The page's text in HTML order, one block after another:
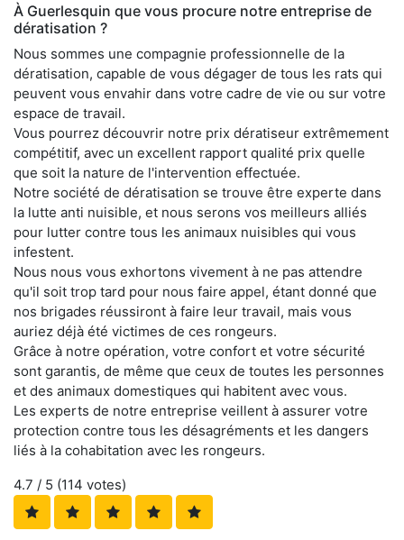
À Guerlesquin que vous procure notre entreprise de
dératisation ?
Nous sommes une compagnie professionnelle de la
dératisation, capable de vous dégager de tous les rats qui
peuvent vous envahir dans votre cadre de vie ou sur votre
espace de travail.
Vous pourrez découvrir notre prix dératiseur extrêmement
compétitif, avec un excellent rapport qualité prix quelle
que soit la nature de l'intervention effectuée.
Notre société de dératisation se trouve être experte dans
la lutte anti nuisible, et nous serons vos meilleurs alliés
pour lutter contre tous les animaux nuisibles qui vous
infestent.
Nous nous vous exhortons vivement à ne pas attendre
qu'il soit trop tard pour nous faire appel, étant donné que
nos brigades réussiront à faire leur travail, mais vous
auriez déjà été victimes de ces rongeurs.
Grâce à notre opération, votre confort et votre sécurité
sont garantis, de même que ceux de toutes les personnes
et des animaux domestiques qui habitent avec vous.
Les experts de notre entreprise veillent à assurer votre
protection contre tous les désagréments et les dangers
liés à la cohabitation avec les rongeurs.
4.7 / 5 (114 votes)